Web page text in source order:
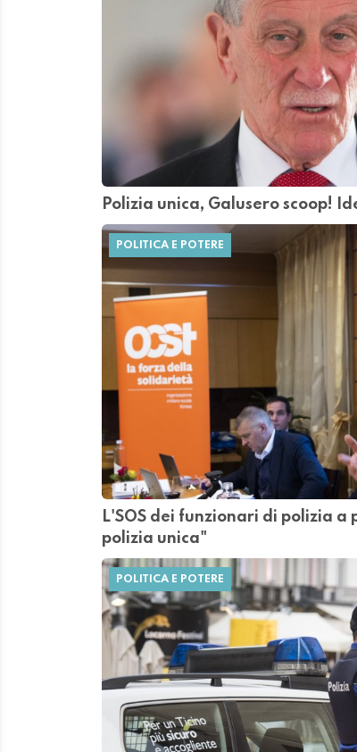
Polizia unica, Galusero scoop!
POLITICA E POTERE
L'SOS dei funzionari di polizia a
polizia unica"
POLITICA E POTERE